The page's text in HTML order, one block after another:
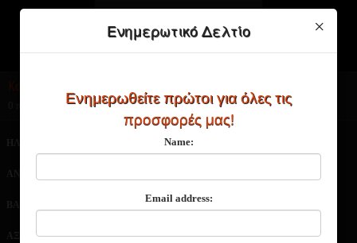
0 προϊόν(τα) - 0,00€
ΑΤΜΟΠΟΙΗΤΕΣ
ΜΠΑΤΑΡΙΕΣ
ΑΞΕΣΟΥΑΡ ΠΡΟΣΦΟΡΕΣ
Ενημερωτικό Δελτίο ×
Ενημερωθείτε πρώτοι για όλες τις
προσφορές μας!
Name:
Email address: